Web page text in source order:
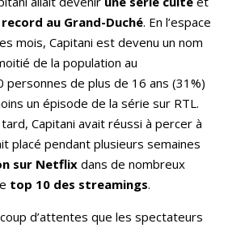
au Grand-Duché. En l’espace
mois, Capitani est devenu un nom
de la population au
personnes de plus de 16 ans (31%)
un épisode de la série sur RTL.
Capitani avait réussi à percer à
placé pendant plusieurs semaines
sur Netflix dans de nombreux
top 10 des streamings.
d’attentes que les spectateurs